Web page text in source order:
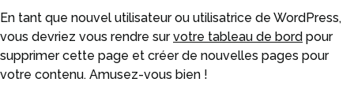
En tant que nouvel utilisateur ou utilisatrice de WordPress,
vous devriez vous rendre survotre tableau de bord pour
supprimer cette page et créer de nouvelles pages pour
votre contenu. Amusez-vous bien !